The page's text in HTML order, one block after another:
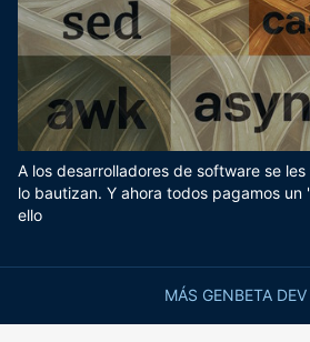
MÁS GENBETA DEV
A los desarrolladores de software se
lo bautizan. Y ahora todos pagamos
ello